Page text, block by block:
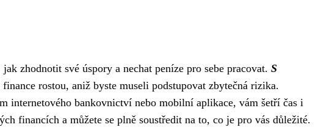
zhodnotit své úspory a nechat peníze pro sebe pracovat. S
rostou, aniž byste museli podstupovat zbytečná rizika.
internetového bankovnictví nebo mobilní aplikace, vám šetří čas i
financích a můžete se plně soustředit na to, co je pro vás důležité.